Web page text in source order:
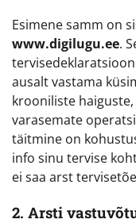
Esimene samm on
www.digilugu.ee.
ausalt vastama
krooniliste
varasemate
täitmine on
info sinu tervise
ei saa arst
2. Arsti